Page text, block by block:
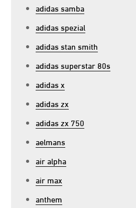
adidas samba
adidas spezial
adidas stan smith
adidas superstar 80s
adidas x
adidas zx
adidas zx 750
aelmans
air alpha
air max
anthem